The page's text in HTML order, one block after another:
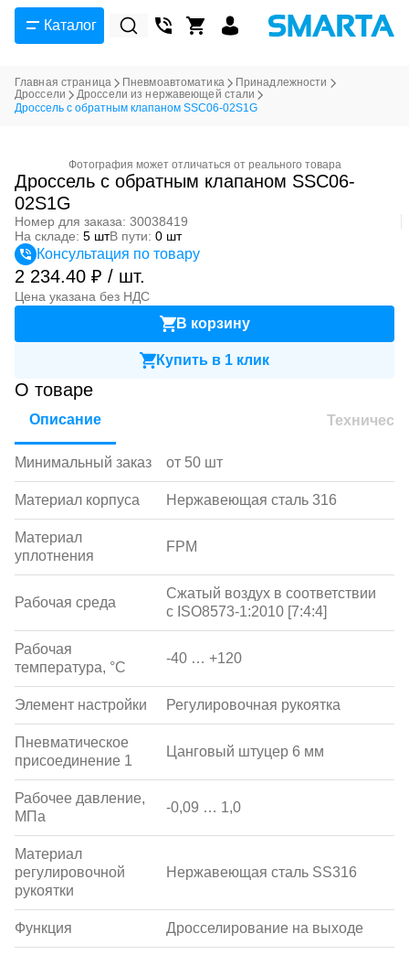
Каталог
Главная страница Пневмоавтоматика
Принадлежности
Дроссели
Дроссели из нержавеющей стали
Дроссель с обратным клапаном SSC06-02S1G
Фотография может отличаться от реального товара
Дроссель с обратным клапаном SSC06-
02S1G
Номер для заказа: 30038419
На складе: 5 штВ пути: 0 шт
Консультация по товару
2 234.40 ₽ / шт.
Цена указана без НДС
В корзину
Купить в 1 клик
О товаре
Описание
Минимальный заказ от 50 шт
Материал корпуса Нержавеющая сталь 316
Материал
уплотнения
FPM
Рабочая среда
Сжатый воздух в соответствии
с ISO8573-1:2010 [7:4:4]
Рабочая
температура, °С
-40 … +120
Элемент настройки Регулировочная рукоятка
Пневматическое
присоединение 1
Цанговый штуцер 6 мм
Рабочее давление,
МПа
-0,09 … 1,0
Материал
регулировочной
рукоятки
Нержавеющая сталь SS316
Функция Дросселирование на выходе